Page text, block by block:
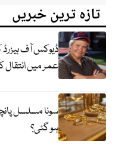
تازہ ترین خبریں
عمر میں انتقال
سونا مسلسل
ہو گئی؟